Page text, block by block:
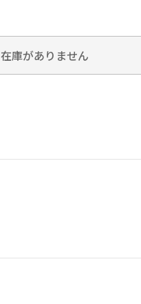
在庫がありません